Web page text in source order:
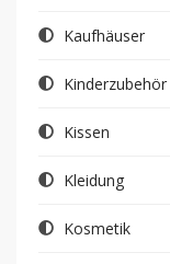
Kaufhäuser
Kinderzubehör
Kissen
Kleidung
Kosmetik